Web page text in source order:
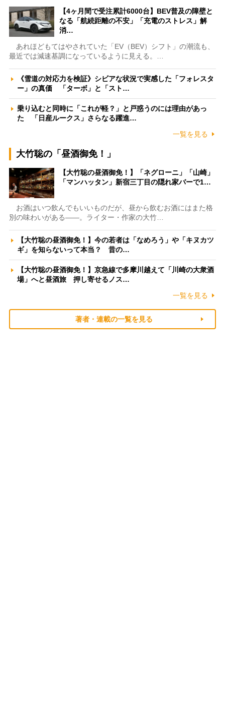
【4ヶ月間で受注累計6000台】BEV普及の障壁と
なる「航続距離の不安」「充電のストレス」解
消…
あれほどもてはやされていた「EV（BEV）シフト」の潮流も、
最近では減速基調になっているように見える。…
《雪道の対応力を検証》シビアな状況で実感した「フォレスタ
ー」の真価 「ターボ」と「スト…
乗り込むと同時に「これが軽？」と戸惑うのには理由があっ
た 「日産ルークス」さらなる躍進…
一覧を見る
大竹聡の「昼酒御免！」
【大竹聡の昼酒御免！】「ネグローニ」「山崎」
「マンハッタン」新宿三丁目の隠れ家バーで1…
お酒はいつ飲んでもいいものだが、昼から飲むお酒にはまた格
別の味わいがある――。ライター・作家の大竹…
【大竹聡の昼酒御免！】今の若者は「なめろう」や「キヌカツ
ギ」を知らないって本当？ 昔の…
【大竹聡の昼酒御免！】京急線で多摩川越えて「川崎の大衆酒
場」へと昼酒旅 押し寄せるノス…
一覧を見る
著者・連載の一覧を見る